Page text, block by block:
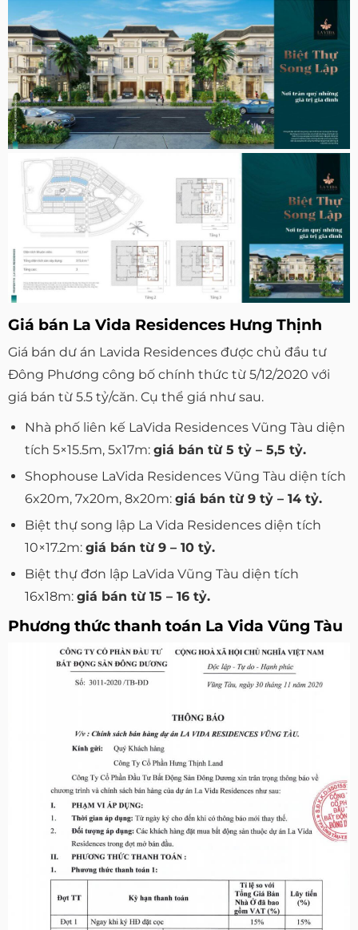
Giá bán La Vida Residences Hưng Thịnh
Giá bán dư án Lavida Residences được chủ đầu tư
Đông Phương công bố chính thức từ 5/12/2020 với
giá bán từ 5.5 tỷ/căn. Cụ thể giá như sau.
Nhà phố liên kế LaVida Residences Vũng Tàu diện
tích 5×15.5m, 5x17m: giá bán từ 5 tỷ – 5,5 tỷ.
Shophouse LaVida Residences Vũng Tàu diện tích
6x20m, 7x20m, 8x20m: giá bán từ 9 tỷ – 14 tỷ.
Biệt thự song lập La Vida Residences diện tích
10×17.2m: giá bán từ 9 – 10 tỷ.
Biệt thự đơn lập LaVida Vũng Tàu diện tích
16x18m: giá bán từ 15 – 16 tỷ.
Phương thức thanh toán La Vida Vũng Tàu